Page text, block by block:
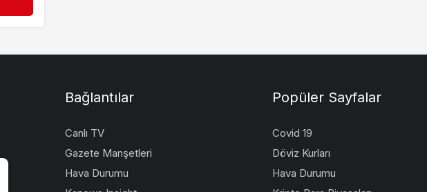
Bağlantılar
Canlı TV
Gazete Manşetleri
Hava Durumu
Popüler Sayfalar
Covid 19
Döviz Kurları
Hava Durumu